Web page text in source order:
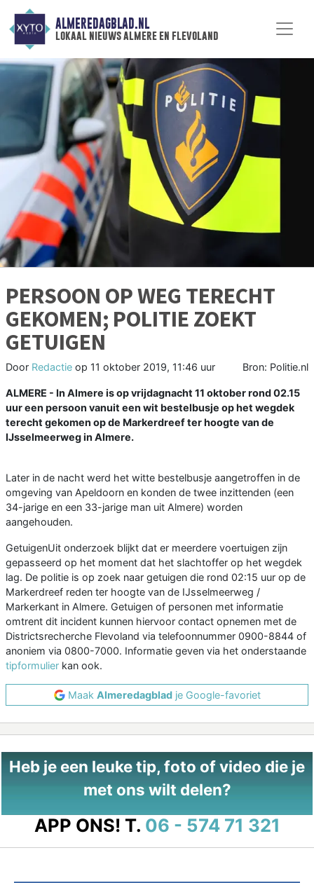
ALMEREDAGBLAD.NL
lokaal nieuws almere en flevoland
PERSOON OP WEG TERECHT
GEKOMEN; POLITIE ZOEKT
GETUIGEN
Door Redactie op 11 oktober 2019, 11:46 uur Bron: Politie.nl
ALMERE - In Almere is op vrijdagnacht 11 oktober rond 02.15
uur een persoon vanuit een wit bestelbusje op het wegdek
terecht gekomen op de Markerdreef ter hoogte van de
IJsselmeerweg in Almere.
Later in de nacht werd het witte bestelbusje aangetroffen in de
omgeving van Apeldoorn en konden de twee inzittenden (een
34-jarige en een 33-jarige man uit Almere) worden
aangehouden.
GetuigenUit onderzoek blijkt dat er meerdere voertuigen zijn
gepasseerd op het moment dat het slachtoffer op het wegdek
lag. De politie is op zoek naar getuigen die rond 02:15 uur op de
Markerdreef reden ter hoogte van de IJsselmeerweg /
Markerkant in Almere. Getuigen of personen met informatie
omtrent dit incident kunnen hiervoor contact opnemen met de
Districtsrecherche Flevoland via telefoonnummer 0900-8844 of
anoniem via 0800-7000. Informatie geven via het onderstaande
tipformulier kan ook.
Maak Almeredagbladje Google-favoriet
Heb je een leuke tip, foto of video die je
met ons wilt delen?
APP ONS! T. 06 - 574 71 321